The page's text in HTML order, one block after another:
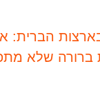
הברית:
ברורה שלא